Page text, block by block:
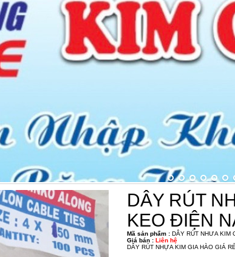
DÂY RÚT
KEO ĐIỆN
Mã sản phẩm : DÂY RÚT NHƯA KIM
Giá bán : Liên hệ
DÂY RÚT NHỰA KIM GIA HÀO GIÁ